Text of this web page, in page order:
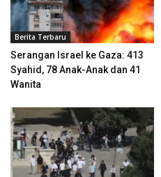
Berita Terbaru
Serangan Israel ke Gaza: 413
Syahid, 78 Anak-Anak dan 41
Wanita